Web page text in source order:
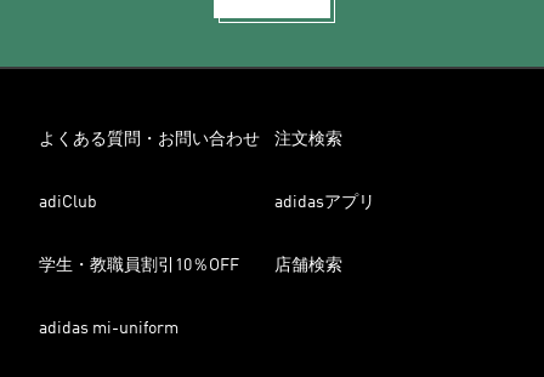
よくある質問・お問い合わせ 注文検索
adiClub adidasアプリ
学生・教職員割引10％OFF 店舗検索
adidas mi-uniform